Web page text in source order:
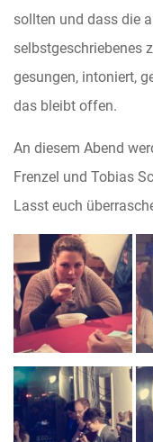
sollten und dass die
selbstgeschriebenes
gesungen, intoniert,
das bleibt offen.
An diesem Abend
Frenzel und Tobias
Lasst euch